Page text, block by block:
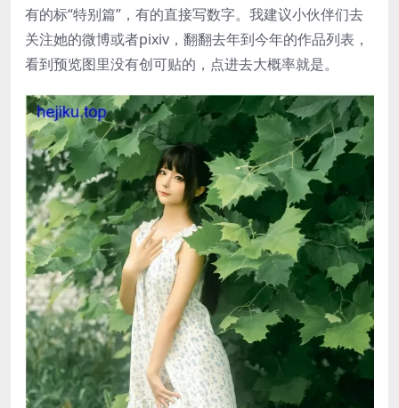
有的标“特别篇”，有的直接写数字。我建议小伙伴们去
关注她的微博或者pixiv，翻翻去年到今年的作品列表，
看到预览图里没有创可贴的，点进去大概率就是。